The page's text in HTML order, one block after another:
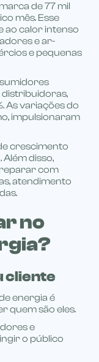
de 77 mil
mês. Esse
ao calor intenso
e ar-
e pequenas
As variações do
impulsionaram
crescimento
disso,
com
atendimento
no
cliente
energia é
quem são eles.
e
o público